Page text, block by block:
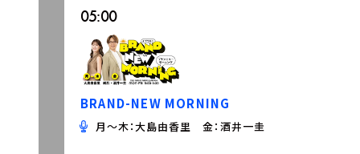
05:00
BRAND-NEW MORNING
月～木：大島由香里 金：酒井一圭